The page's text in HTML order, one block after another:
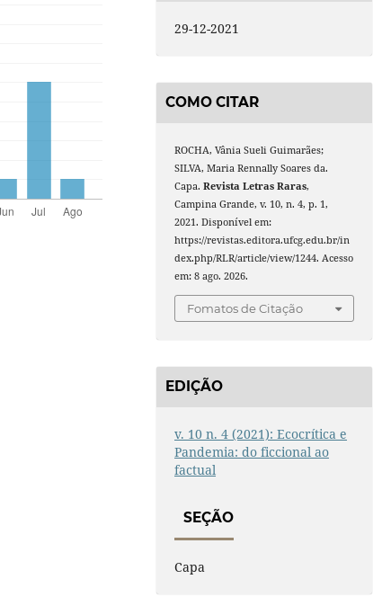
29-12-2021
COMO CITAR
ROCHA, Vânia Sueli Guimarães;
SILVA, Maria Rennally Soares da.
Capa.Revista Letras Raras,
Campina Grande, v. 10, n. 4, p. 1,
2021. Disponível em:
https://revistas.editora.ufcg.edu.br/in
dex.php/RLR/article/view/1244. Acesso
em: 8 ago. 2026.
Fomatos de Citação
EDIÇÃO
v. 10 n. 4 (2021): Ecocrítica e
Pandemia: do ficcional ao
factual
SEÇÃO
Capa